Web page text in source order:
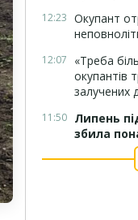
12:23 Окупант
12:07
«Треба
окупантів
залучених
11:50 Липень
збила